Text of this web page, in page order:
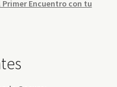
Primer Encuentro con tu